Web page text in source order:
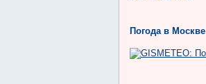
Погода в Москве